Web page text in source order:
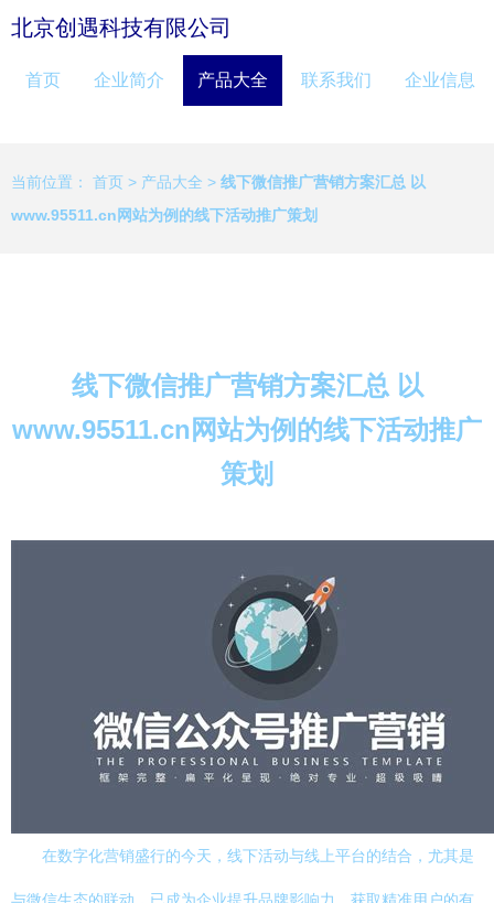
北京创遇科技有限公司
首页 企业简介 产品大全 联系我们 企业信息
当前位置： 首页 > 产品大全 > 线下微信推广营销方案汇总 以
www.95511.cn网站为例的线下活动推广策划
线下微信推广营销方案汇总 以
www.95511.cn网站为例的线下活动推广
策划
在数字化营销盛行的今天，线下活动与线上平台的结合，尤其是